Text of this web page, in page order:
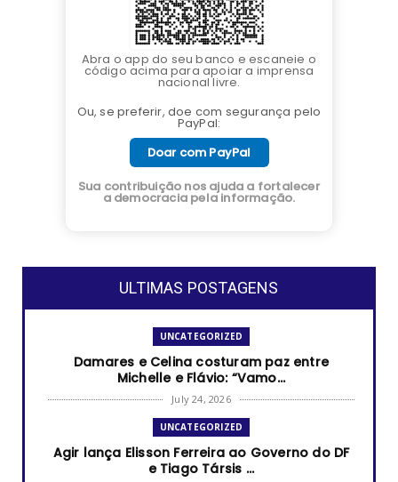
Abra o app do seu banco e escaneie o
código acima para apoiar a imprensa
nacional livre.
Ou, se preferir, doe com segurança pelo
PayPal:
Doar com PayPal
Sua contribuição nos ajuda a fortalecer
a democracia pela informação.
ULTIMAS POSTAGENS
UNCATEGORIZED
Damares e Celina costuram paz entre
Michelle e Flávio: “Vamo...
July 24, 2026
UNCATEGORIZED
Agir lança Elisson Ferreira ao Governo do DF
e Tiago Társis ...